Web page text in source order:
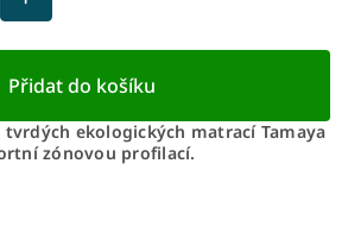
Přidat do košíku
ekologických matrací Tamaya
zónovou profilací.